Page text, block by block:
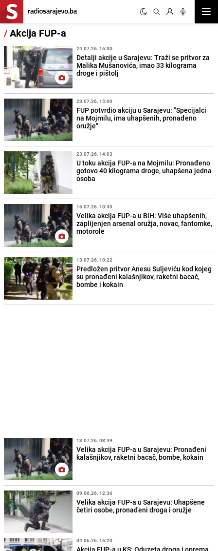
/Akcija FUP-a
24.07.26. 16:00
Detalji akcije u Sarajevu: Traži se pritvor za
Malika Mušanovića, imao 33 kilograma
droge i pištolj
23.07.26. 15:00
FUP potvrdio akciju u Sarajevu: "Specijalci
na Mojmilu, ima uhapšenih, pronađeno
oružje"
23.07.26. 14:03
U toku akcija FUP-a na Mojmilu: Pronađeno
gotovo 40 kilograma droge, uhapšena jedna
osoba
16.07.26. 10:45
Velika akcija FUP-a u BiH: Više uhapšenih,
zaplijenjen arsenal oružja, novac, fantomke,
motorole
13.07.26. 10:22
Predložen pritvor Anesu Suljeviću kod kojeg
su pronađeni kalašnjikov, raketni bacač,
bombe i kokain
13.07.26. 08:49
Velika akcija FUP-a u Sarajevu: Pronađeni
kalašnjikov, raketni bacač, bombe, kokain
09.06.26. 12:36
Velika akcija FUP-a u Sarajevu: Uhapšene
četiri osobe, pronađeni droga i oružje
04.06.26. 16:20